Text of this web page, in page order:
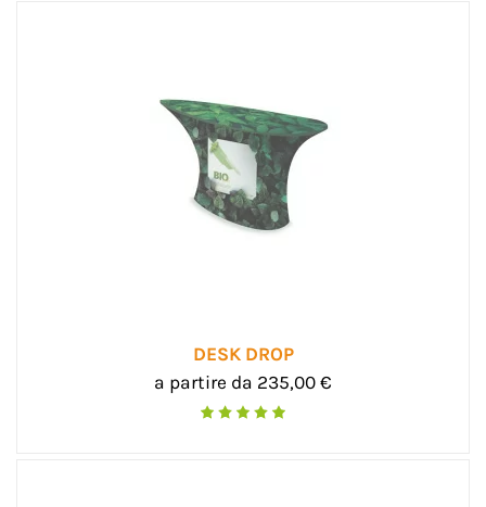
DESK DROP
a partire da 235,00 €